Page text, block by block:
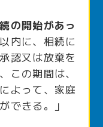
の開始があっ
内に、相続に
認又は放棄を
この期間は、
よって、家庭
できる。」